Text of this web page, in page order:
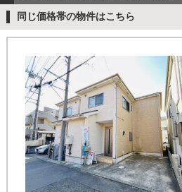
同じ価格帯の物件はこちら